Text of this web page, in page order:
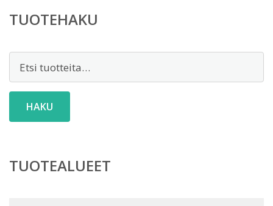
TUOTEHAKU
HAKU
TUOTEALUEET